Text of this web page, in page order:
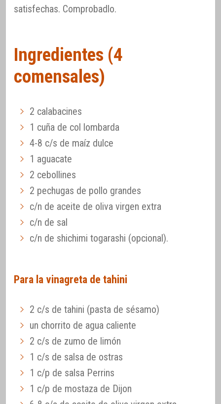
satisfechas. Comprobadlo.
Ingredientes (4
comensales)
2 calabacines
1 cuña de col lombarda
4-8 c/s de maíz dulce
1 aguacate
2 cebollines
2 pechugas de pollo grandes
c/n de aceite de oliva virgen extra
c/n de sal
c/n de shichimi togarashi (opcional).
Para la vinagreta de tahini
2 c/s de tahini (pasta de sésamo)
un chorrito de agua caliente
2 c/s de zumo de limón
1 c/s de salsa de ostras
1 c/p de salsa Perrins
1 c/p de mostaza de Dijon